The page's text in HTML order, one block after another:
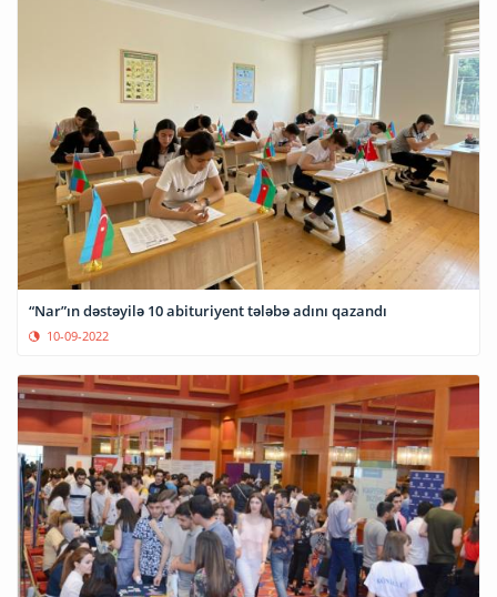
“Nar”ın dəstəyilə 10 abituriyent tələbə adını qazandı
10-09-2022